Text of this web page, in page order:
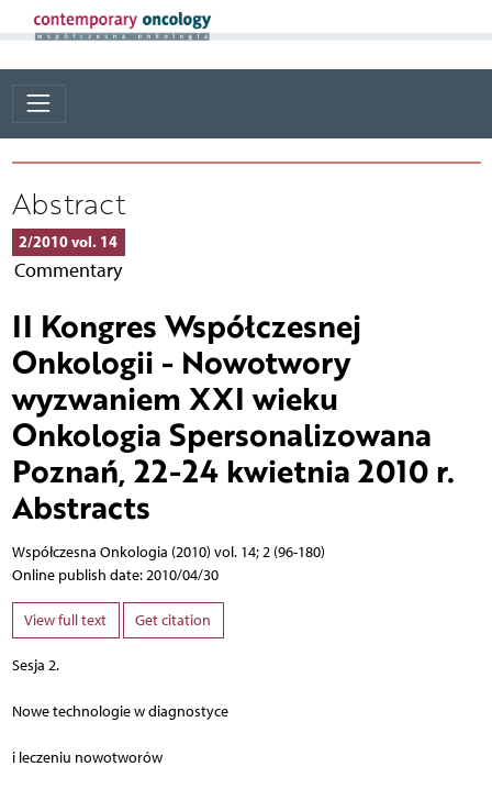
Abstract
2/2010 vol. 14
Commentary
II Kongres Współczesnej
Onkologii - Nowotwory
wyzwaniem XXI wieku
Onkologia Spersonalizowana
Poznań, 22-24 kwietnia 2010 r.
Abstracts
Współczesna Onkologia (2010) vol. 14; 2 (96-180)
Online publish date: 2010/04/30
View full text Get citation
Sesja 2.
Nowe technologie w diagnostyce
i leczeniu nowotworów